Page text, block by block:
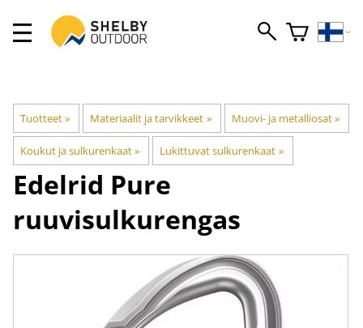
Tuotteet‪» Materiaalit ja tarvikkeet ‪» Muovi- ja metalliosat‪»
Koukut ja sulkurenkaat‪» Lukittuvat sulkurenkaat ‪»
Edelrid Pure
ruuvisulkurengas